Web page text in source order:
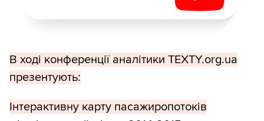
В ході конференції аналітики TEXTY.org.ua
презентують:
Інтерактивну карту пасажиропотоків